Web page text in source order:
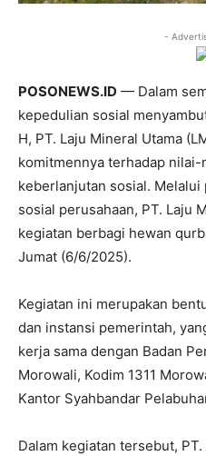
-
POSONEWS.ID — Dalam
kepedulian sosial
H, PT. Laju Mineral Utama
komitmennya terhadap nilai-
keberlanjutan sosial.
sosial perusahaan, PT. Laju
kegiatan berbagi hewan
Jumat (6/6/2025).
Kegiatan ini merupakan
dan instansi pemerintah,
kerja sama dengan Badan
Morowali, Kodim 1311
Kantor Syahbandar
Dalam kegiatan tersebut,